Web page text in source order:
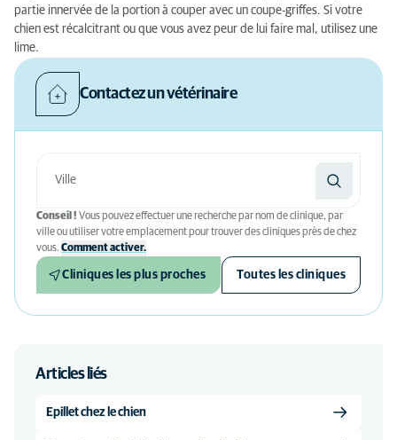
partie innervée de la portion à couper avec un coupe-griffes. Si votre
chien est récalcitrant ou que vous avez peur de lui faire mal, utilisez une
lime.
Contactez un vétérinaire
Conseil ! Vous pouvez effectuer une recherche par nom de clinique, par
ville ou utiliser votre emplacement pour trouver des cliniques près de chez
vous. Comment activer.
Cliniques les plus proches Toutes les cliniques
Articles liés
Epillet chez le chien